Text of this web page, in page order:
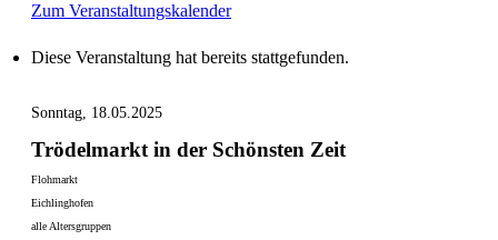
Zum Veranstaltungskalender
Diese Veranstaltung hat bereits stattgefunden.
Sonntag, 18.05.2025
Trödelmarkt in der Schönsten Zeit
Flohmarkt
Eichlinghofen
alle Altersgruppen